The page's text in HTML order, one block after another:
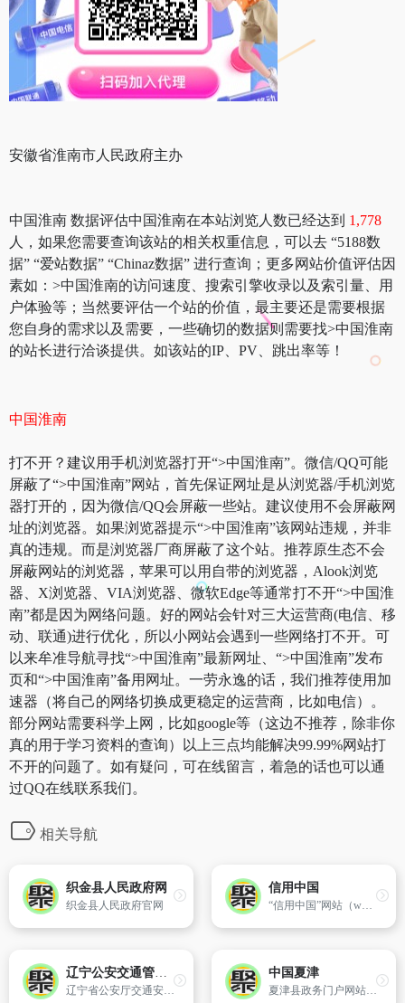
安徽省淮南市人民政府主办
中国淮南 数据评估中国淮南在本站浏览人数已经达到 1,778
人，如果您需要查询该站的相关权重信息，可以去 “5188数
据” “爱站数据” “Chinaz数据” 进行查询；更多网站价值评估因
素如：>中国淮南的访问速度、搜索引擎收录以及索引量、用
户体验等；当然要评估一个站的价值，最主要还是需要根据
您自身的需求以及需要，一些确切的数据则需要找>中国淮南
的站长进行洽谈提供。如该站的IP、PV、跳出率等！
中国淮南
打不开？建议用手机浏览器打开“>中国淮南”。微信/QQ可能
屏蔽了“>中国淮南”网站，首先保证网址是从浏览器/手机浏览
器打开的，因为微信/QQ会屏蔽一些站。建议使用不会屏蔽网
址的浏览器。如果浏览器提示“>中国淮南”该网站违规，并非
真的违规。而是浏览器厂商屏蔽了这个站。推荐原生态不会
屏蔽网站的浏览器，苹果可以用自带的浏览器，Alook浏览
器、X浏览器、VIA浏览器、微软Edge等通常打不开“>中国淮
南”都是因为网络问题。好的网站会针对三大运营商(电信、移
动、联通)进行优化，所以小网站会遇到一些网络打不开。可
以来牟准导航寻找“>中国淮南”最新网址、“>中国淮南”发布
页和“>中国淮南”备用网址。一劳永逸的话，我们推荐使用加
速器（将自己的网络切换成更稳定的运营商，比如电信）。
部分网站需要科学上网，比如google等（这边不推荐，除非你
真的用于学习资料的查询）以上三点均能解决99.99%网站打
不开的问题了。如有疑问，可在线留言，着急的话也可以通
过QQ在线联系我们。
相关导航
织金县人民政府网
织金县人民政府官网
信用中国
“信用中国”网站（www.creditchina.gov.cn）是政府褒扬诚信、惩戒失信的窗口,主要承担信用宣传、信息发布等工作,使用社会信用体系建设部际联席会议成员单位提供的对社会公开的信用信息。网站由国家发展改革委、中国人民银行指导,国家信息中心主办,并由百度公司提供技术支持及运维。
辽宁公安交通管理信息网
辽宁省公安厅交通安全管理局主办网站
中国夏津
夏津县政务门户网站。中国夏津网站是山东省夏津县人民政府办公室电子政务室在互联网上建立的集政治性、权威性、时效性和大众性于一体的夏津县政务门户网站,也是县委、县政府中心工作的宣传平台、全县综合信息的权威发布平台,夏津新闻宣传、舆论引导、政务公开、便民服务的重要平台。